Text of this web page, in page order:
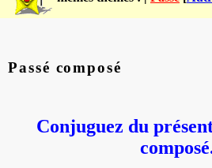
Passé composé
Conjuguez du